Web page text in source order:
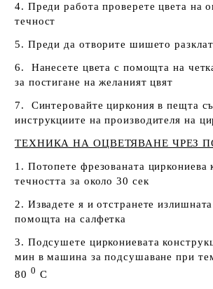
4. Преди работа проверете цвета на
течност
5. Преди да отворите шишето
6. Нанесете цвета с помощта на
за постигане на желаният цвят
7. Синтеровайте циркония в пещта
инструкциите на производителя на
ТЕХНИКА НА ОЦВЕТЯВАНЕ ЧРЕЗ
1. Потопете фрезованата циркониева
течността за около 30 сек
2. Извадете я и отстранете
помощта на салфетка
3. Подсушете циркониевата
мин в машина за подсушаване при
80 0 С